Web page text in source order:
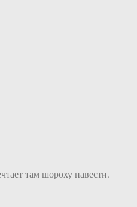
там шороху навести.